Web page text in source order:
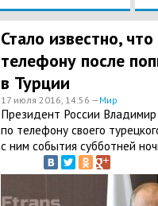
Стало известно,
телефону после
в Турции
17 июля 2016, 14:56 —Мир
Президент России Владимир
по телефону своего
с ним события субботней